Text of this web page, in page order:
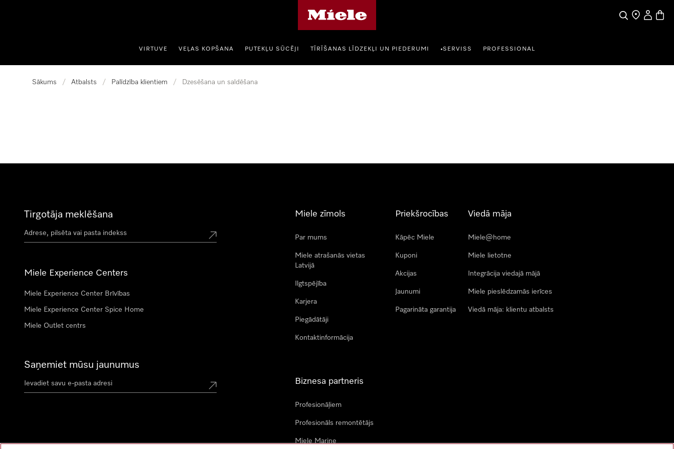
Meklēšana
TirgotājaLietotāja
VIRTUVE VEĻAS KOPŠANA PUTEKĻU SŪCĒJI TĪRĪŠANAS LĪDZEKĻI UN PIEDERUMI •SERVISS PROFESSIONAL
Sākums / Atbalsts / Palīdzība klientiem / Dzesēšana un saldēšana
Tirgotāja meklēšana
Miele Experience Centers
Miele Experience Center Brīvības
Miele Experience Center Spice Home
Miele Outlet centrs
Saņemiet mūsu jaunumus
Miele zīmols
Par mums
Miele atrašanās vietas
Latvijā
Ilgtspējība
Karjera
Piegādātāji
Kontaktinformācija
Priekšrocības
Kāpēc Miele
Kuponi
Akcijas
Jaunumi
Pagarināta garantija
Viedā māja
Miele@home
Miele lietotne
Integrācija viedajā mājā
Miele pieslēdzamās ierīces
Viedā māja: klientu atbalsts
Biznesa partneris
Profesionāļiem
Profesionāls remontētājs
Miele Marine